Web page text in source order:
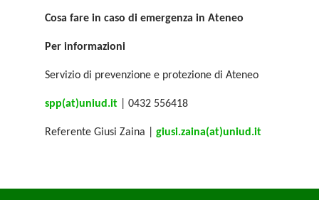
Cosa fare in caso di emergenza in Ateneo
Per informazioni
Servizio di prevenzione e protezione di Ateneo
spp(at)uniud.it| 0432 556418
Referente Giusi Zaina | giusi.zaina(at)uniud.it